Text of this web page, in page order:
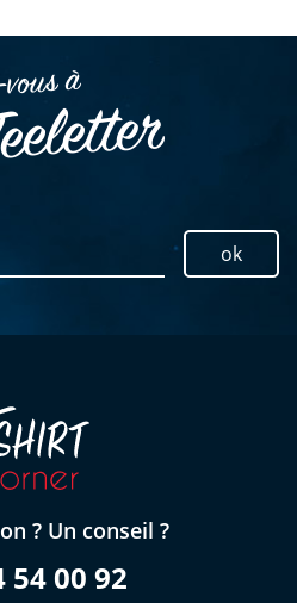
à
ok
? Un conseil ?
54 00 92